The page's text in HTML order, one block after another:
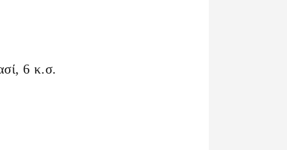
6 κ.σ.